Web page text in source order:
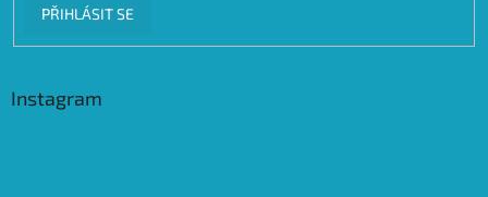
PŘIHLÁSIT SE
Instagram